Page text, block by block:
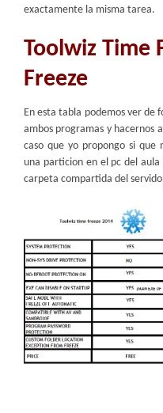
exactamente la misma tarea.
Toolwiz Time
Freeze
En esta tabla podemos ver de
ambos programas y hacernos
caso que yo propongo si que
una particion en el pc del
carpeta compartida del